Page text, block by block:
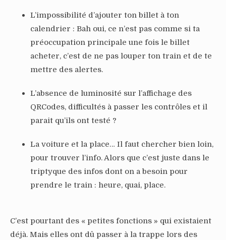
L’impossibilité d’ajouter ton billet à ton
calendrier : Bah oui, ce n’est pas comme si ta
préoccupation principale une fois le billet
acheter, c’est de ne pas louper ton train et de te
mettre des alertes.
L’absence de luminosité sur l’affichage des
QRCodes, difficultés à passer les contrôles et il
parait qu’ils ont testé ?
La voiture et la place… Il faut chercher bien loin,
pour trouver l’info. Alors que c’est juste dans le
triptyque des infos dont on a besoin pour
prendre le train : heure, quai, place.
C’est pourtant des « petites fonctions » qui existaient
déjà. Mais elles ont dû passer à la trappe lors des